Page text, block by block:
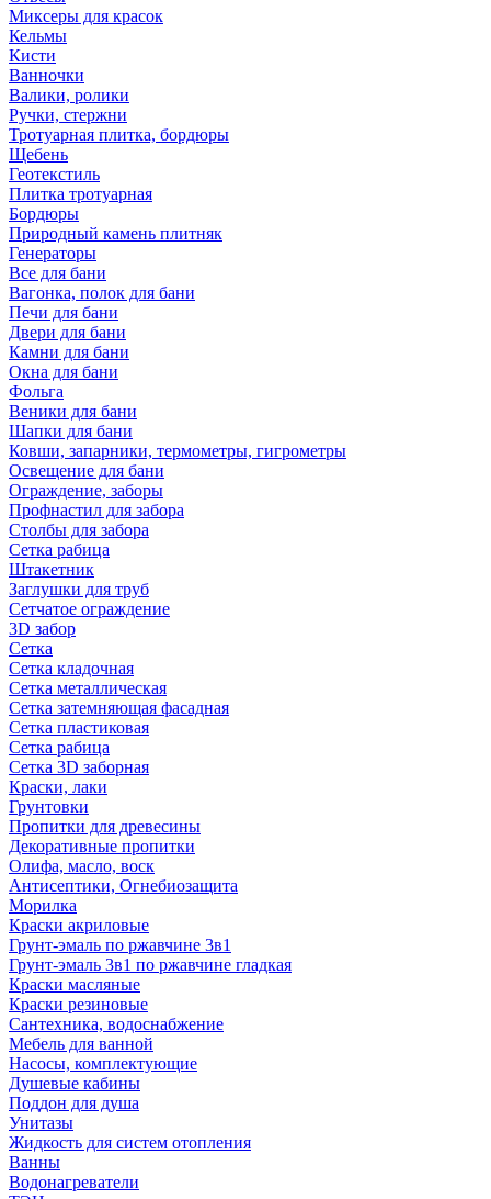
Миксеры для красок
Кельмы
Кисти
Ванночки
Валики, ролики
Ручки, стержни
Тротуарная плитка, бордюры
Щебень
Геотекстиль
Плитка тротуарная
Бордюры
Природный камень плитняк
Генераторы
Все для бани
Вагонка, полок для бани
Печи для бани
Двери для бани
Камни для бани
Окна для бани
Фольга
Веники для бани
Шапки для бани
Ковши, запарники, термометры, гигрометры
Освещение для бани
Ограждение, заборы
Профнастил для забора
Столбы для забора
Сетка рабица
Штакетник
Заглушки для труб
Сетчатое ограждение
3D забор
Сетка
Сетка кладочная
Сетка металлическая
Сетка затемняющая фасадная
Сетка пластиковая
Сетка рабица
Сетка 3D заборная
Краски, лаки
Грунтовки
Пропитки для древесины
Декоративные пропитки
Олифа, масло, воск
Антисептики, Огнебиозащита
Морилка
Краски акриловые
Грунт-эмаль по ржавчине 3в1
Грунт-эмаль 3в1 по ржавчине гладкая
Краски масляные
Краски резиновые
Сантехника, водоснабжение
Мебель для ванной
Насосы, комплектующие
Душевые кабины
Поддон для душа
Унитазы
Жидкость для систем отопления
Ванны
Водонагреватели